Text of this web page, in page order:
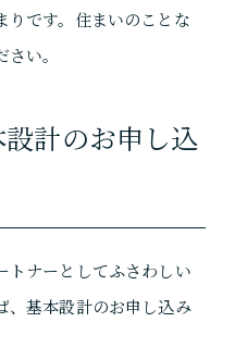
りです。住まいのことな
い。
計のお申し込
トナーとしてふさわしい
、基本設計のお申し込み